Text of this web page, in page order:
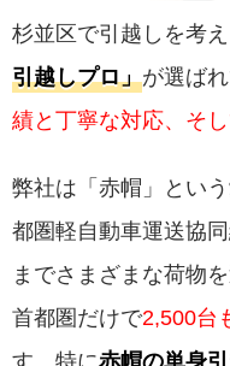
杉並区で引越しを考
引越しプロ」が選ば
績と丁寧な対応、そ
弊社は「赤帽」とい
都圏軽自動車運送協
までさまざまな荷物
首都圏だけで2,500台
す。特に赤帽の単身